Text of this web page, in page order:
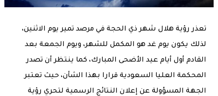
تعذر رؤية هلال شهر ذي الحجة في مرصد تمير يوم الاثنين،
لذلك يكون يوم غد هو المكمل للشهر، ويوم الجمعة بعد
القادم أول أيام عيد الأضحى المبارك، كما ينتظر أن تصدر
المحكمة العليا السعودية قرارا بهذا الشأن، حيث تعتبر
الجهة المسؤولة عن إعلان النتائج الرسمية لتحري رؤية